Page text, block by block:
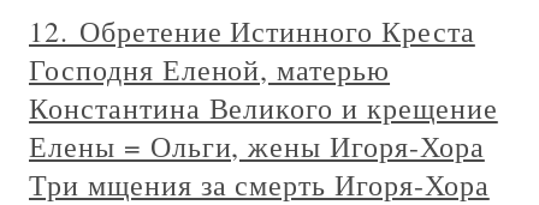
12. Обретение Истинного Креста
Господня Еленой, матерью
Константина Великого и крещение
Елены = Ольги, жены Игоря-Хора
Три мщения за смерть Игоря-Хора